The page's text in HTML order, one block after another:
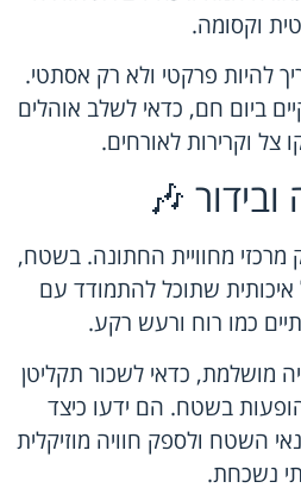
וקסומה.
להיות פרקטי ולא רק אסתטי.
ביום חם, כדאי לשלב אוהלים
צל וקרירות לאורחים.
ובידור 🎶
מרכזי מחוויית החתונה. בשטח,
שתוכל להתמודד עם
כמו רוח ורעש רקע.
מושלמת, כדאי לשכור תקליטן
בשטח. הם ידעו כיצד
השטח ולספק חוויה מוזיקלית
נשכחת.